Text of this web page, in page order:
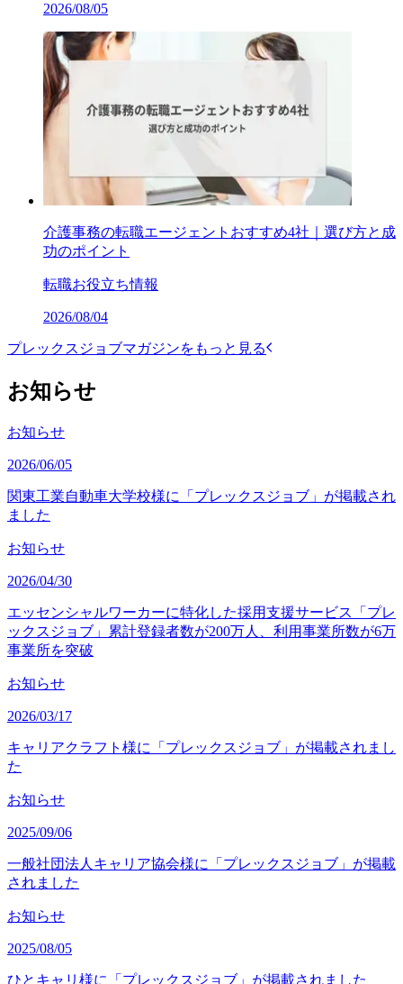
2026/08/05
介護事務の転職エージェントおすすめ4社｜選び方と成
功のポイント
転職お役立ち情報
2026/08/04
プレックスジョブマガジンをもっと見る
お知らせ
お知らせ
2026/06/05
関東工業自動車大学校様に「プレックスジョブ」が掲載され
ました
お知らせ
2026/04/30
エッセンシャルワーカーに特化した採用支援サービス「プレ
ックスジョブ」累計登録者数が200万人、利用事業所数が6万
事業所を突破
お知らせ
2026/03/17
キャリアクラフト様に「プレックスジョブ」が掲載されまし
た
お知らせ
2025/09/06
一般社団法人キャリア協会様に「プレックスジョブ」が掲載
されました
お知らせ
2025/08/05
ひとキャリ様に「プレックスジョブ」が掲載されました